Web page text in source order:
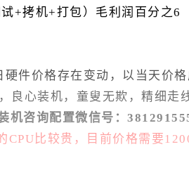
试+拷机+打包）毛利润百分之6
件价格存在变动，以当天价格
良心装机，童叟无欺，精细走
机咨询配置微信号：
比较贵，目前价格需要